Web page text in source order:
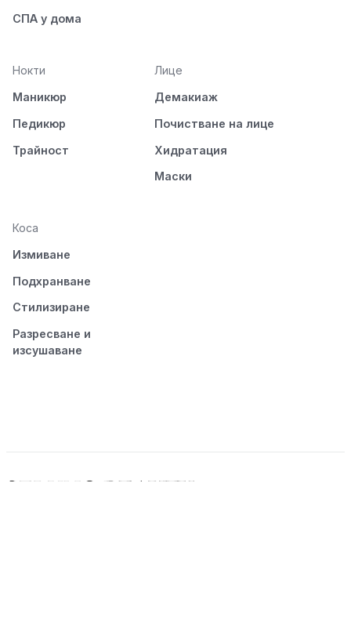
СПА у дома
Нокти
Маникюр
Педикюр
Трайност
Лице
Демакиаж
Почистване на лице
Хидратация
Маски
Коса
Измиване
Подхранване
Стилизиране
Разресване и
изсушаване